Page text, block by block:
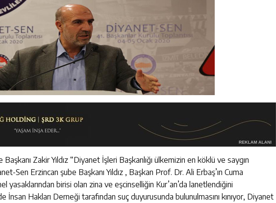
Zakir Yıldız “Diyanet İşleri Başkanlığı ülkemizin en köklü ve saygın
Sen Erzincan şube Başkanı Yıldız , Başkan Prof. Dr. Ali Erbaş’ın Cuma
yasaklarından birisi olan zina ve eşcinselliğin Kur’an’da lanetlendiğini
İnsan Hakları Derneği tarafından suç duyurusunda bulunulmasını kınıyor, Diyanet